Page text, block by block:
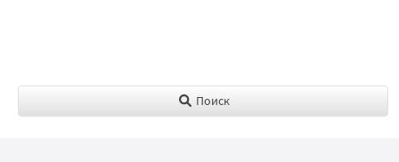
Поиск